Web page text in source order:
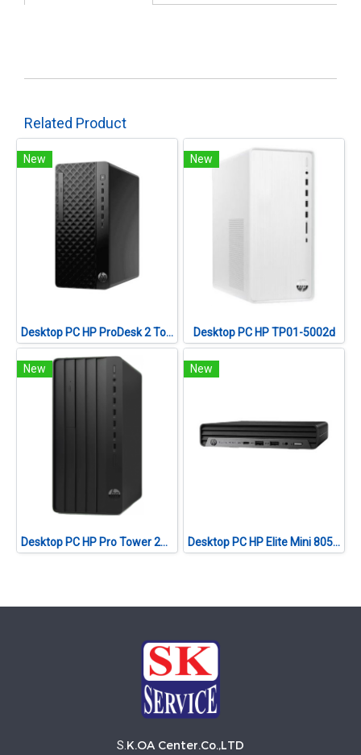
Related Product
New
Desktop PC HP ProDesk 2 Tower G1a (B7JP8PT#AKL)
New
Desktop PC HP TP01-5002d
New
Desktop PC HP Pro Tower 280 G9 Intel® Core™ i5-14500
New
Desktop PC HP Elite Mini 805 G8 (B0VU7PT#AKL)
S. K.OA Center.Co.,LTD